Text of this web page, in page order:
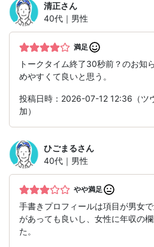
清正さん
40代｜男性
満足
トークタイム終了30秒前？のお知
めやすくて良いと思う。
投稿日時：2026-07-12 12:36（ツ
加）
ひごまるさん
40代｜男性
やや満足
手書きプロフィールは項目が男女
があっても良いし、女性に年収の
た。